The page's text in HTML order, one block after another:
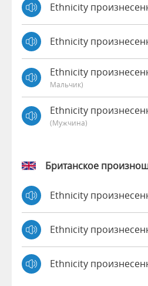
Ethnicity
Ethnicity
Ethnicity
Мальчик)
Ethnicity
(мужчина)
Британское
Ethnicity
Ethnicity
Ethnicity